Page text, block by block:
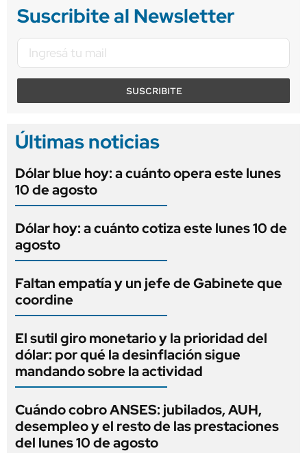
Suscribite al Newsletter
SUSCRIBITE
Últimas noticias
Dólar blue hoy: a cuánto opera este lunes
10 de agosto
Dólar hoy: a cuánto cotiza este lunes 10 de
agosto
Faltan empatía y un jefe de Gabinete que
coordine
El sutil giro monetario y la prioridad del
dólar: por qué la desinflación sigue
mandando sobre la actividad
Cuándo cobro ANSES: jubilados, AUH,
desempleo y el resto de las prestaciones
del lunes 10 de agosto